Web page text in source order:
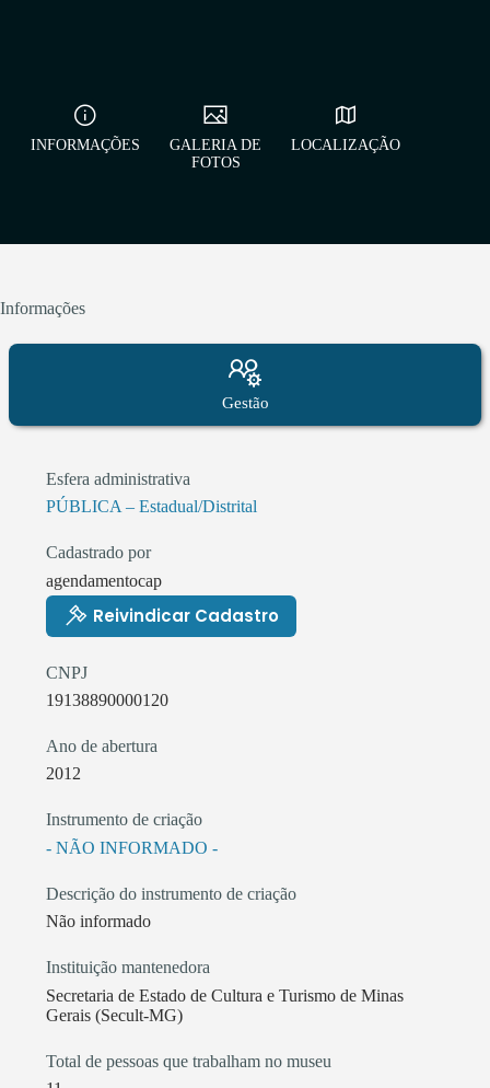
INFORMAÇÕES
GALERIA DE
FOTOS
LOCALIZAÇÃO
Informações
Gestão
Esfera administrativa
PÚBLICA – Estadual/Distrital
Cadastrado por
agendamentocap
Reivindicar Cadastro
CNPJ
19138890000120
Ano de abertura
2012
Instrumento de criação
- NÃO INFORMADO -
Descrição do instrumento de criação
Não informado
Instituição mantenedora
Secretaria de Estado de Cultura e Turismo de Minas
Gerais (Secult-MG)
Total de pessoas que trabalham no museu